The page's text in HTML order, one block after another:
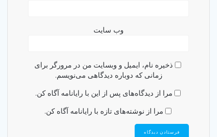
وب‌ سایت
ذخیره نام، ایمیل و وبسایت من در مرورگر برای
زمانی که دوباره دیدگاهی می‌نویسم.
مرا از دیدگاه‌های پس از این با رایانامه آگاه کن.
مرا از نوشته‌های تازه با رایانامه آگاه کن.